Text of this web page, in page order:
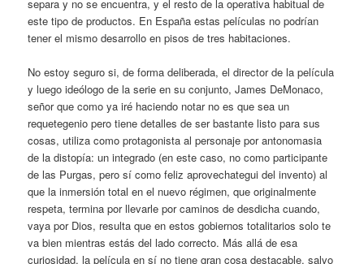
separa y no se encuentra, y el resto de la operativa habitual de
este tipo de productos. En España estas películas no podrían
tener el mismo desarrollo en pisos de tres habitaciones.
No estoy seguro si, de forma deliberada, el director de la película
y luego ideólogo de la serie en su conjunto, James DeMonaco,
señor que como ya iré haciendo notar no es que sea un
requetegenio pero tiene detalles de ser bastante listo para sus
cosas, utiliza como protagonista al personaje por antonomasia
de la distopía: un integrado (en este caso, no como participante
de las Purgas, pero sí como feliz aprovechategui del invento) al
que la inmersión total en el nuevo régimen, que originalmente
respeta, termina por llevarle por caminos de desdicha cuando,
vaya por Dios, resulta que en estos gobiernos totalitarios solo te
va bien mientras estás del lado correcto. Más allá de esa
curiosidad, la película en sí no tiene gran cosa destacable, salvo